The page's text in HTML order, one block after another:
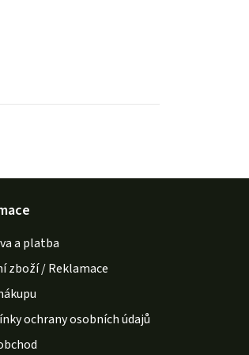
a platba
zboží / Reklamace
ochrany osobních údajů